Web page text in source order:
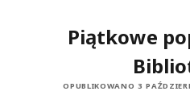
Piątkowe
OPUBLIKOWANO 3